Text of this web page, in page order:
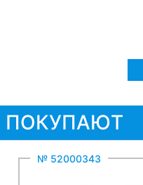
ПОКУПАЮТ
№ 52000343